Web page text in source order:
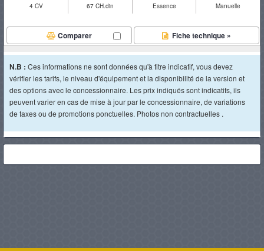
4 CV 67 CH.din Essence Manuelle
Fiche technique »
Comparer
N.B : Ces informations ne sont données qu'à titre indicatif, vous devez
vérifier les tarifs, le niveau d'équipement et la disponibilité de la version et
des options avec le concessionnaire. Les prix indiqués sont indicatifs, ils
peuvent varier en cas de mise à jour par le concessionnaire, de variations
de taxes ou de promotions ponctuelles. Photos non contractuelles .